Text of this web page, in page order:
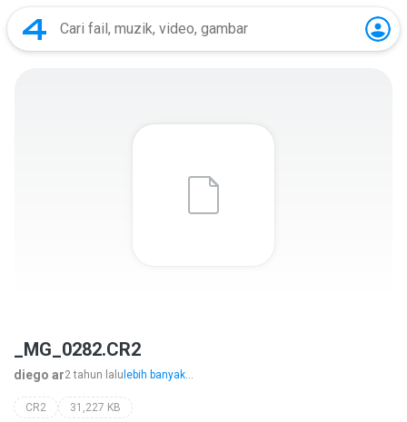
_MG_0282.CR2
diego ar2 tahun lalu lebih banyak...
CR2 31,227 KB